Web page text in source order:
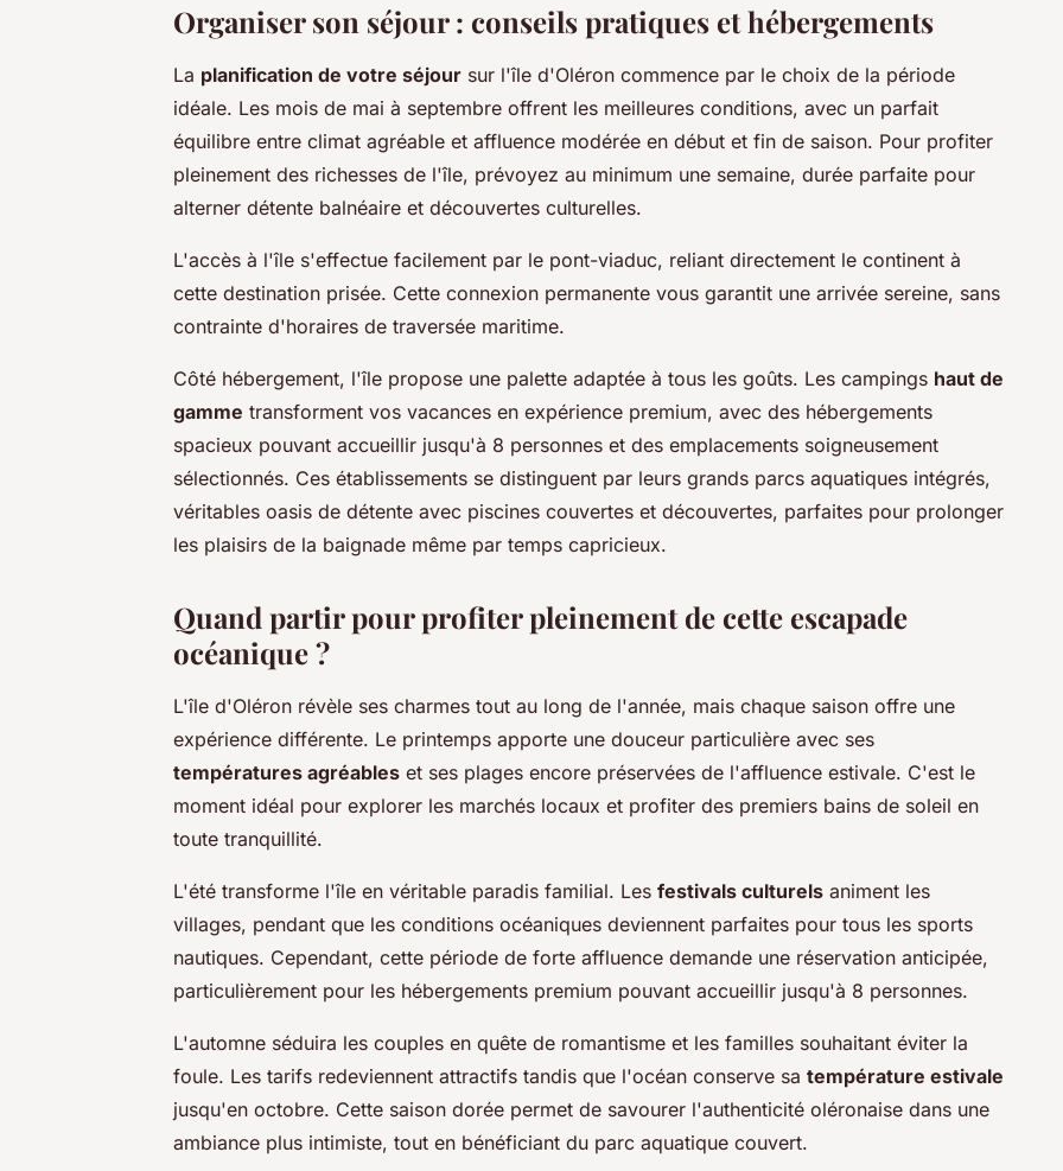
Organiser son séjour : conseils pratiques et hébergements
La planification de votre séjour sur l'île d'Oléron commence par le choix de la période
idéale. Les mois de mai à septembre offrent les meilleures conditions, avec un parfait
équilibre entre climat agréable et affluence modérée en début et fin de saison. Pour profiter
pleinement des richesses de l'île, prévoyez au minimum une semaine, durée parfaite pour
alterner détente balnéaire et découvertes culturelles.
L'accès à l'île s'effectue facilement par le pont-viaduc, reliant directement le continent à
cette destination prisée. Cette connexion permanente vous garantit une arrivée sereine, sans
contrainte d'horaires de traversée maritime.
Côté hébergement, l'île propose une palette adaptée à tous les goûts. Les campings haut de
gamme transforment vos vacances en expérience premium, avec des hébergements
spacieux pouvant accueillir jusqu'à 8 personnes et des emplacements soigneusement
sélectionnés. Ces établissements se distinguent par leurs grands parcs aquatiques intégrés,
véritables oasis de détente avec piscines couvertes et découvertes, parfaites pour prolonger
les plaisirs de la baignade même par temps capricieux.
Quand partir pour profiter pleinement de cette escapade
océanique ?
L'île d'Oléron révèle ses charmes tout au long de l'année, mais chaque saison offre une
expérience différente. Le printemps apporte une douceur particulière avec ses
températures agréables et ses plages encore préservées de l'affluence estivale. C'est le
moment idéal pour explorer les marchés locaux et profiter des premiers bains de soleil en
toute tranquillité.
L'été transforme l'île en véritable paradis familial. Les festivals culturels animent les
villages, pendant que les conditions océaniques deviennent parfaites pour tous les sports
nautiques. Cependant, cette période de forte affluence demande une réservation anticipée,
particulièrement pour les hébergements premium pouvant accueillir jusqu'à 8 personnes.
L'automne séduira les couples en quête de romantisme et les familles souhaitant éviter la
foule. Les tarifs redeviennent attractifs tandis que l'océan conserve sa température estivale
jusqu'en octobre. Cette saison dorée permet de savourer l'authenticité oléronaise dans une
ambiance plus intimiste, tout en bénéficiant du parc aquatique couvert.